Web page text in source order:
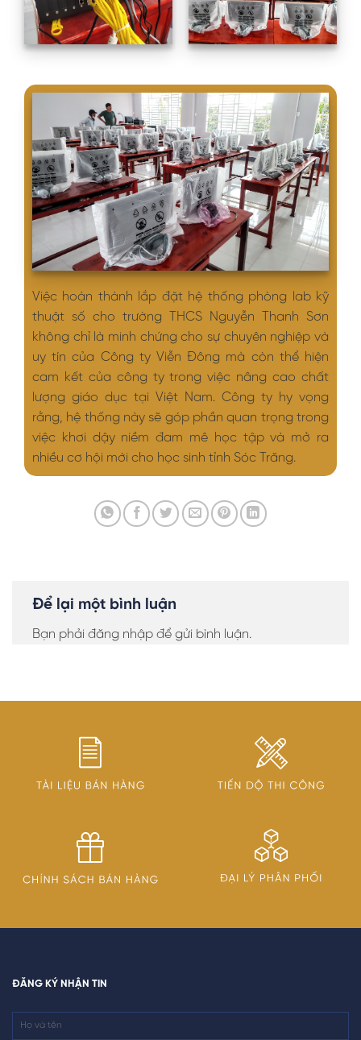
Việc hoàn thành lắp đặt hệ thống phòng lab kỹ
thuật số cho trường THCS Nguyễn Thanh Sơn
không chỉ là minh chứng cho sự chuyên nghiệp và
uy tín của Công ty Viễn Đông mà còn thể hiện
cam kết của công ty trong việc nâng cao chất
lượng giáo dục tại Việt Nam. Công ty hy vọng
rằng, hệ thống này sẽ góp phần quan trọng trong
việc khơi dậy niềm đam mê học tập và mở ra
nhiều cơ hội mới cho học sinh tỉnh Sóc Trăng.
Để lại một bình luận
Bạn phải đăng nhập để gửi bình luận.
ĐĂNG KÝ NHẬN TIN